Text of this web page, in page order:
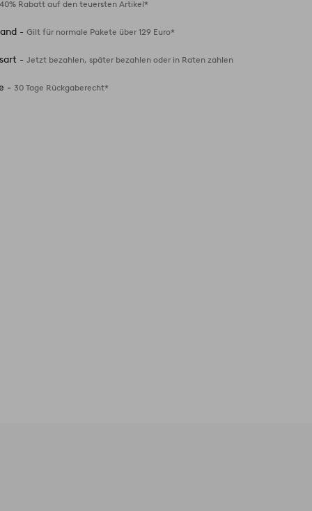
40% Rabatt auf den teuersten Artikel*
-Gilt für normale Pakete über 129 Euro*
-Jetzt bezahlen, später bezahlen oder in Raten zahlen
-30 Tage Rückgaberecht*